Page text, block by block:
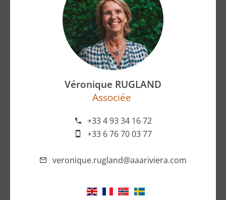
Véronique RUGLAND
Associée
+33 4 93 34 16 72
+33 6 76 70 03 77
veronique.rugland@aaariviera.com